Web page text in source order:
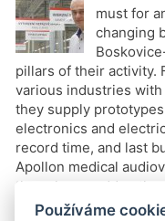
must for
changing
pillars of their activity.
various industries with
they supply
electronics and
record time, and last
Apollon medical
they always add
the mix for their
Používáme